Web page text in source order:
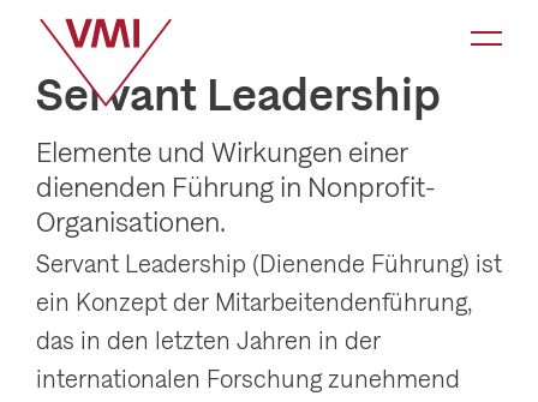
r
i
-
Servant Leadership
Elemente und Wirkungen einer
dienenden Führung in Nonprofit-
Organisationen.
Servant Leadership (Dienende Führung) ist
ein Konzept der Mitarbeitendenführung,
das in den letzten Jahren in der
internationalen Forschung zunehmend